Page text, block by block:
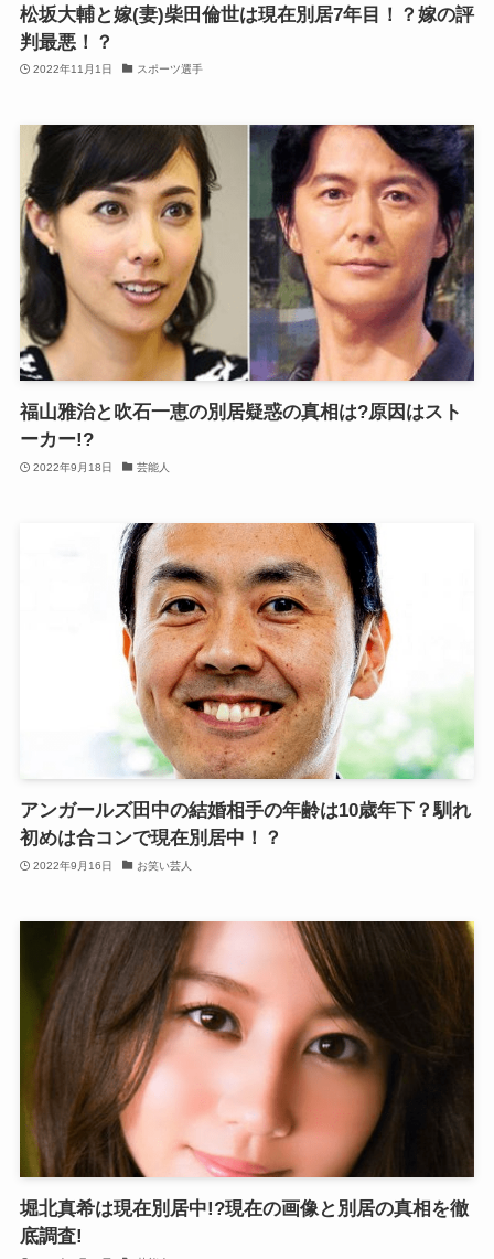
松坂大輔と嫁(妻)柴田倫世は現在別居7年目！？嫁の評
判最悪！？
2022年11月1日 スポーツ選手
福山雅治と吹石一恵の別居疑惑の真相は?原因はスト
ーカー!?
2022年9月18日 芸能人
アンガールズ田中の結婚相手の年齢は10歳年下？馴れ
初めは合コンで現在別居中！？
2022年9月16日 お笑い芸人
堀北真希は現在別居中!?現在の画像と別居の真相を徹
底調査!